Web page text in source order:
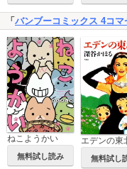
「 バンブーコミックス 4コマ
ねこようかい
無料試し読み
エデンの東
無料試し